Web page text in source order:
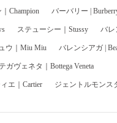
Champion バーバリー |
ステューシー｜Stussy バレ
ウ｜Miu Miu バレンシアガ |
ガヴェネタ｜Bottega Veneta
エ｜Cartier ジェントルモンス